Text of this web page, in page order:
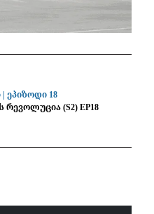
|ეპიზოდი 18
(S2) EP18